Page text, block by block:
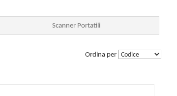
Scanner Portatili
Ordina per